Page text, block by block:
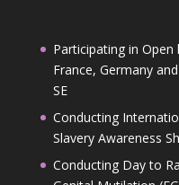
Participating in
France, Germany
SE
Conducting
Slavery Awareness
Conducting Day to